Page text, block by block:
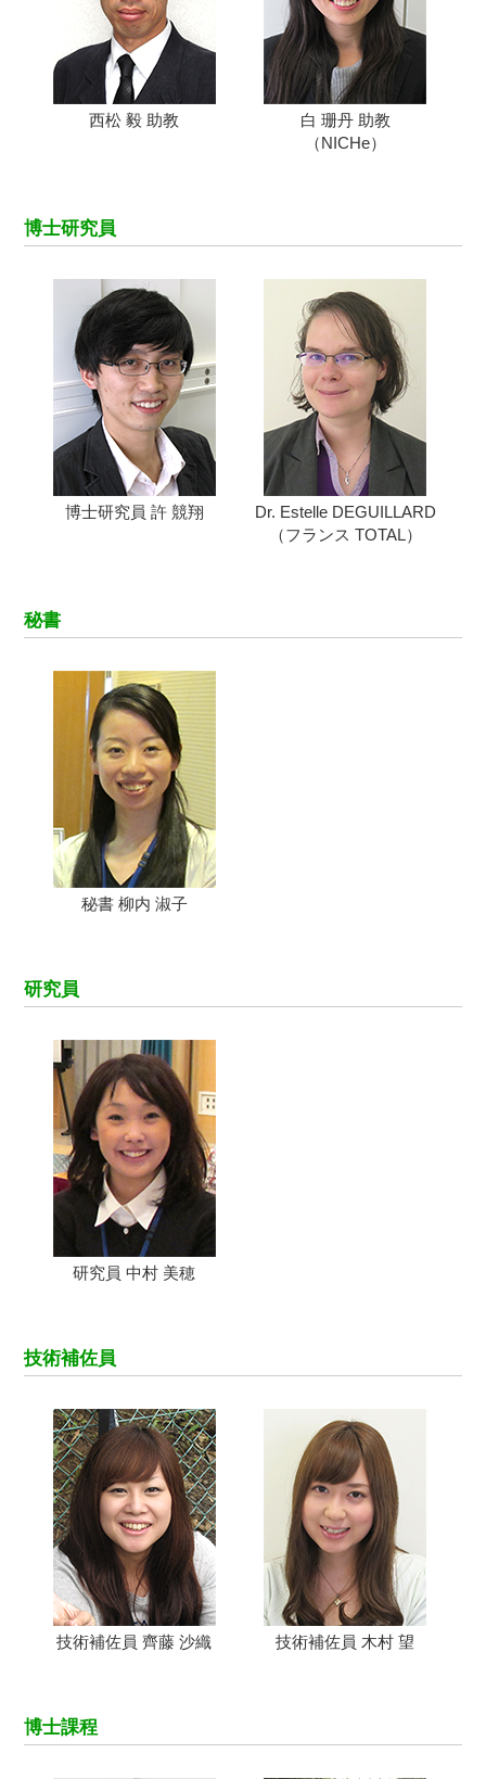
西松 毅 助教
白 珊丹 助教
（NICHe）
博士研究員
博士研究員 許 競翔
Dr. Estelle DEGUILLARD
（フランス TOTAL）
秘書
秘書 柳内 淑子
研究員
研究員 中村 美穂
技術補佐員
技術補佐員 齊藤 沙織 技術補佐員 木村 望
博士課程